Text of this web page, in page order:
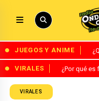
JUEGOS Y ANIME
VIRALES ¿Por qué es
VIRALES